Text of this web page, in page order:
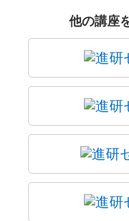
他の講座